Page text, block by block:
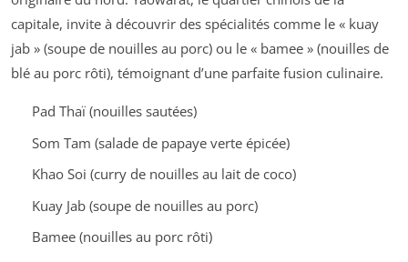
capitale, invite à découvrir des spécialités comme le « kuay
jab » (soupe de nouilles au porc) ou le « bamee » (nouilles de
blé au porc rôti), témoignant d’une parfaite fusion culinaire.
Pad Thaï (nouilles sautées)
Som Tam (salade de papaye verte épicée)
Khao Soi (curry de nouilles au lait de coco)
Kuay Jab (soupe de nouilles au porc)
Bamee (nouilles au porc rôti)